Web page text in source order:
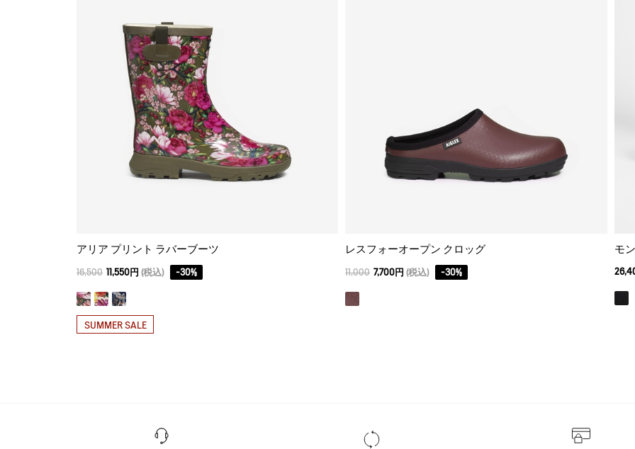
アリア プリント ラバーブーツ
16,500 11,550円 (税込) -30%
SUMMER SALE
レスフォーオープン クロッグ
11,000 7,700円 (税込) -30%
モ